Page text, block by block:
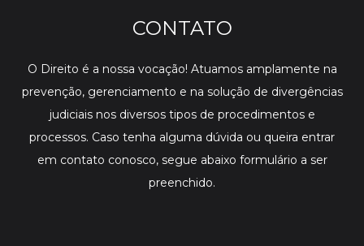
CONTATO
O Direito é a nossa vocação! Atuamos amplamente na
prevenção, gerenciamento e na solução de divergências
judiciais nos diversos tipos de procedimentos e
processos. Caso tenha alguma dúvida ou queira entrar
em contato conosco, segue abaixo formulário a ser
preenchido.